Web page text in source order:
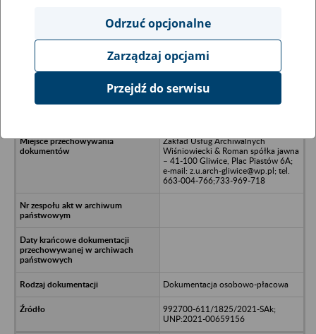
Ukryj wszystkie pozycje bazy
Meraster - Zabrze
Zakład Usług Archiwalnych
Wiśniowiecki & Roman spółka jawna
– 41-100 Gliwice, Plac Piastów 6A;
e-mail: z.u.arch-gliwice@wp.pl; tel.
663-004-766;733-969-718
Dokumentacja osobowo-płacowa
992700-611/1825/2021-SAk;
UNP:2021-00659156
Odrzuć opcjonalne
Zarządzaj opcjami
Przejdź do serwisu